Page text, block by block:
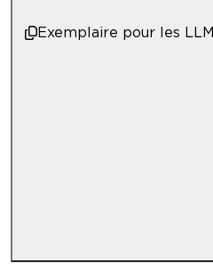
Exemplaire pour les LLM